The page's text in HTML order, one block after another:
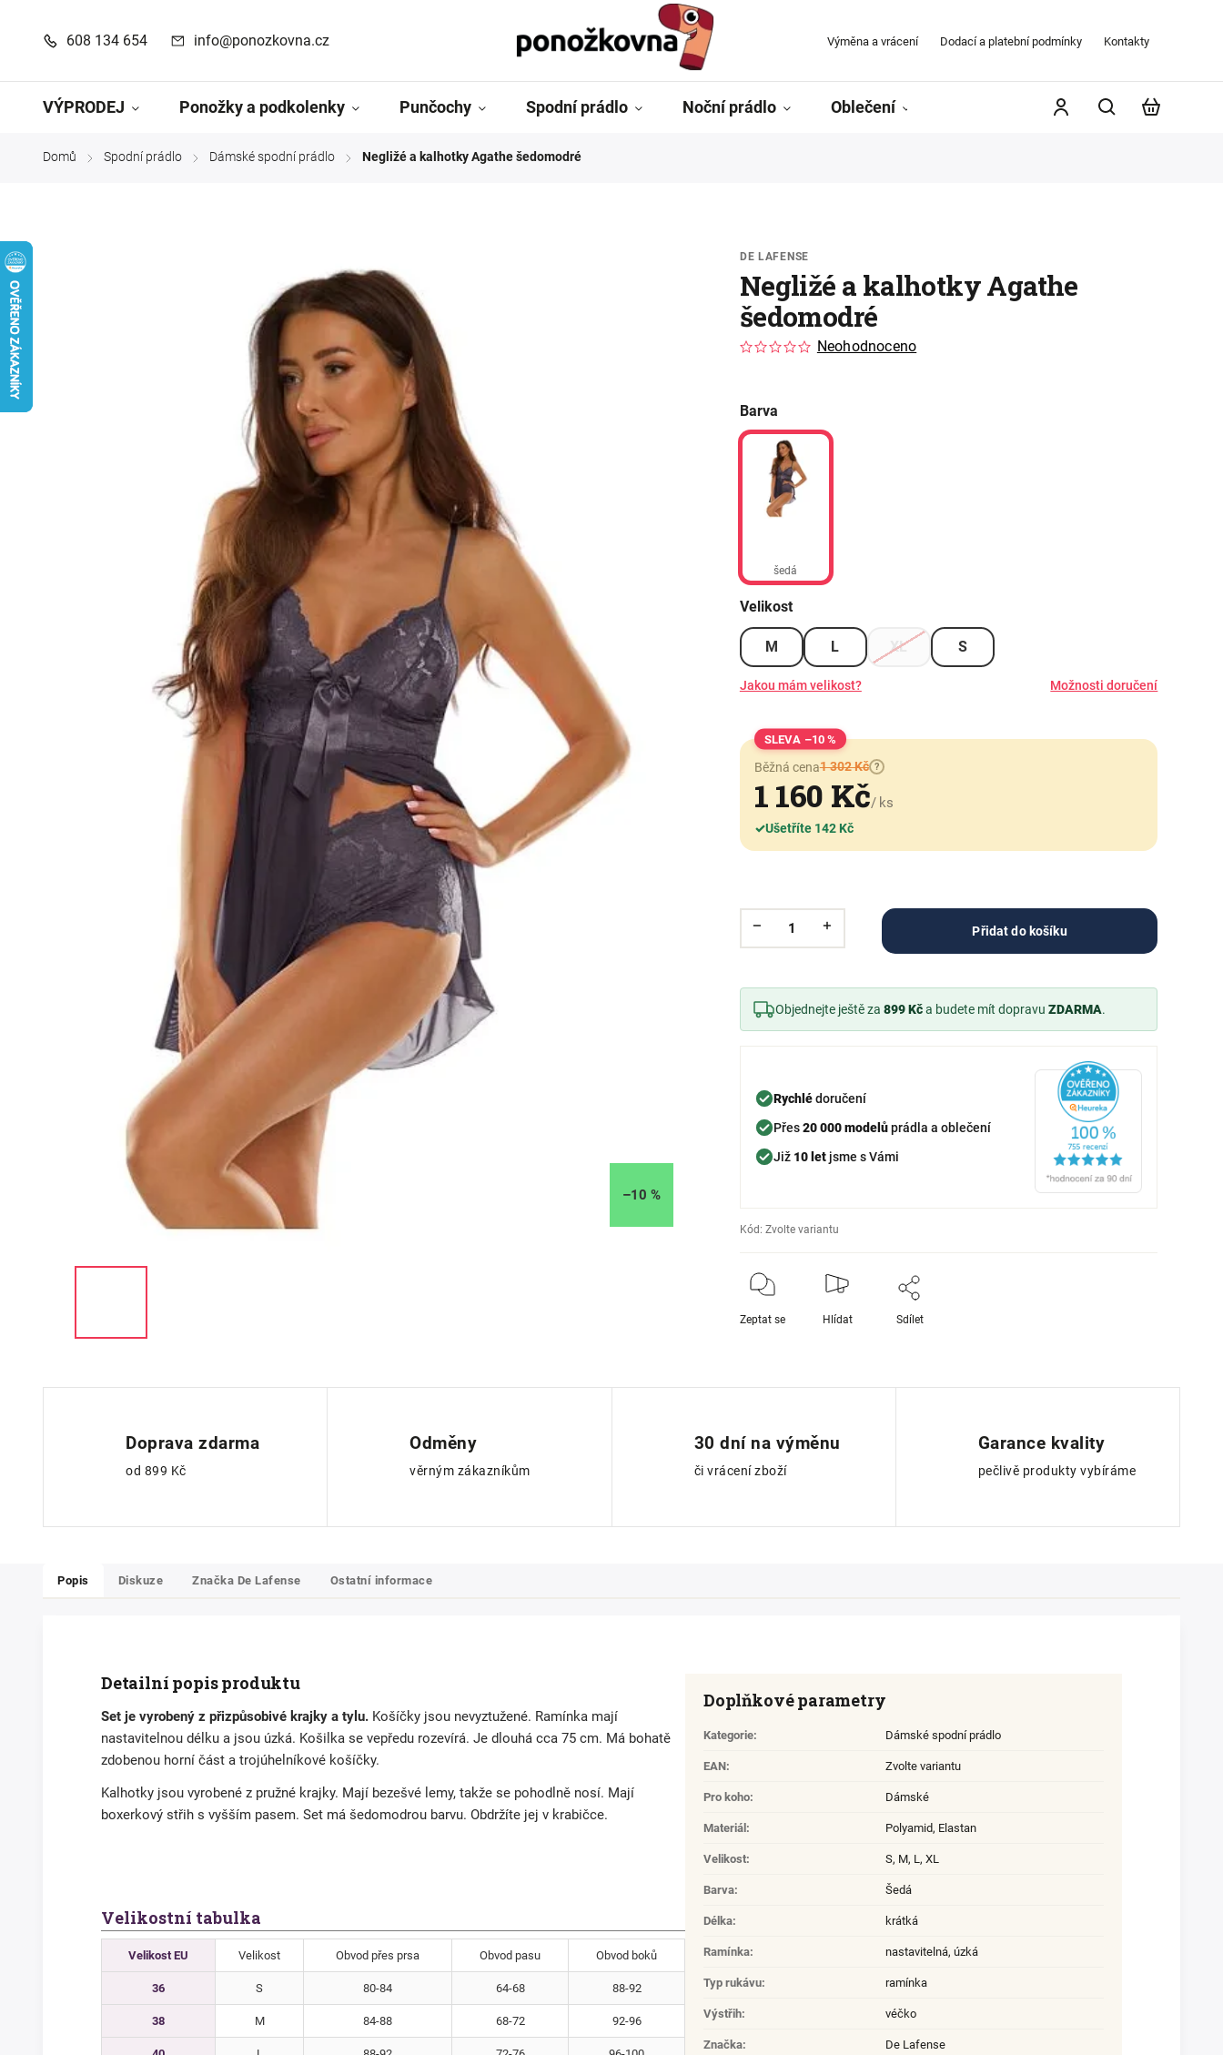
608 134 654 info@ponozkovna.cz Výměna a vrácení Dodací a platební podmínky Kontakty
VÝPRODEJ Ponožky a podkolenky Punčochy Spodní prádlo Noční prádlo Oblečení Kontakty
Domů / Spodní prádlo / Dámské spodní prádlo / Negližé a kalhotky Agathe šedomodré
–10 %
DE LAFENSE
Negližé a kalhotky Agathe
šedomodré
Neohodnoceno
Barva
šedá
Velikost
M L XL S
Jakou mám velikost? Možnosti doručení
–10 %
Běžná cena1 302 Kč ?
1 160 Kč/ ks
✓Ušetříte 142 Kč
Přidat do košíku
Objednejte ještě za 899 Kča budete mít dopravu ZDARMA.
Rychlédoručení
Přes20 000 modelůprádla a oblečení
Již 10 letjsme s Vámi
Kód: Zvolte variantu
Zeptat se Hlídat Sdílet
Doprava zdarma
od 899 Kč
Odměny
věrným zákazníkům
30 dní na výměnu
či vrácení zboží
Garance kvality
pečlivě produkty vybíráme
Popis Diskuze Značka De Lafense Ostatní informace
Detailní popis produktu
Set je vyrobený z přizpůsobivé krajky a tylu. Košíčky jsou nevyztužené. Ramínka mají
nastavitelnou délku a jsou úzká. Košilka se vepředu rozevírá. Je dlouhá cca 75 cm. Má bohatě
zdobenou horní část a trojúhelníkové košíčky.
Kalhotky jsou vyrobené z pružné krajky. Mají bezešvé lemy, takže se pohodlně nosí. Mají
boxerkový střih s vyšším pasem. Set má šedomodrou barvu. Obdržíte jej v krabičce.
Velikostní tabulka
Velikost EU Velikost Obvod přes prsa Obvod pasu Obvod boků
36 S 80-84 64-68 88-92
38 M 84-88 68-72 92-96
Doplňkové parametry
Kategorie: Dámské spodní prádlo
EAN: Zvolte variantu
Pro koho: Dámské
Materiál : Polyamid, Elastan
Velikost: S, M, L, XL
Barva: Šedá
Délka: krátká
Ramínka: nastavitelná, úzká
Typ rukávu: ramínka
Výstřih: véčko
Značka: De Lafense